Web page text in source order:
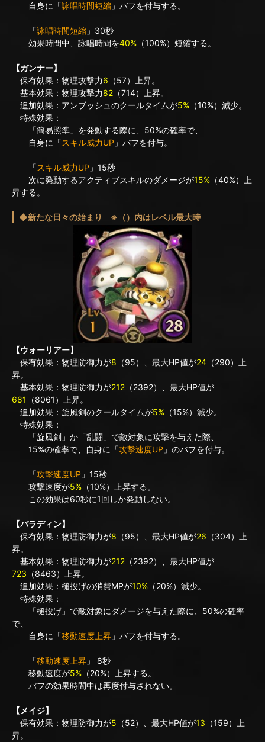
自身に「詠唱時間短縮 」バフを付与する。
「詠唱時間短縮 」30秒
効果時間中、詠唱時間を40% （100%）短縮する。
【ガンナー】
保有効果：物理攻撃力6 （57）上昇。
基本効果：物理攻撃力82 （714）上昇。
追加効果：アンブッシュのクールタイムが5% （10%）減少。
特殊効果：
「簡易照準」を発動する際に、50%の確率で、
自身に「スキル威力UP 」バフを付与。
「スキル威力UP 」15秒
次に発動するアクティブスキルのダメージが15% （40%）上
昇する。
◆新たな日々の始まり ※（）内はレベル最大時
【ウォーリアー】
保有効果：物理防御力が8 （95）、最大HP値が24 （290）上
昇。
基本効果：物理防御力が212 （2392）、最大HP値が
681
（8061）上昇。
追加効果：旋風剣のクールタイムが5% （15%）減少。
特殊効果：
「旋風剣」か「乱闘」で敵対象に攻撃を与えた際、
15%の確率で、自身に「攻撃速度UP 」のバフを付与。
「攻撃速度UP 」15秒
攻撃速度が5% （10%）上昇する。
この効果は60秒に1回しか発動しない。
【パラディン】
保有効果：物理防御力が8 （95）、最大HP値が26 （304）上
昇。
基本効果：物理防御力が212 （2392）、最大HP値が
723 （8463）上昇。
追加効果：槌投げの消費MPが10% （20%）減少。
特殊効果：
「槌投げ」で敵対象にダメージを与えた際に、50%の確率
で、
自身に「移動速度上昇 」バフを付与する。
「移動速度上昇 」 8秒
移動速度が5% （20%）上昇する。
バフの効果時間中は再度付与されない。
【メイジ】
保有効果：物理防御力が5 （52）、最大HP値が13 （159）上
昇。